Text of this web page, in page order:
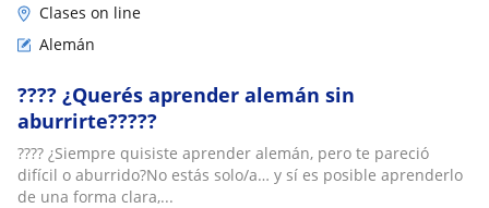
Clases on line
Alemán
???? ¿Querés aprender alemán sin
aburrirte?????
???? ¿Siempre quisiste aprender alemán, pero te pareció
difícil o aburrido?No estás solo/a… y sí es posible aprenderlo
de una forma clara,...